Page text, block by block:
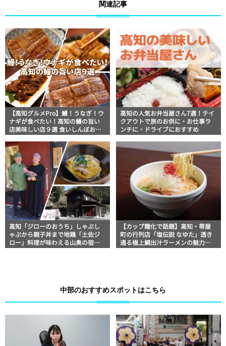
関連記事
【高知グルメPro】鰻！うなぎ！ウ
ナギが食べたい！高知の鰻の旨い
店美味しい店９選 食いしんぼおじ
セレクション
高知の人気お弁当屋さん7選！テイ
クアウトで旅のお供に・お仕事ラ
ンチに・ドライブにおすすめ
高知「ジローのおうち」しゃぶし
ゃぶから親子丼まで地鶏「土佐ジ
ロー」料理が味わえる山奥の宿泊
【カップ麺化で話題】高知・帯屋
町の行列店「塩伝説 なゆた」透き
通る極上鯛出汁ラーメンの魅力を
中部のおすすめスポットはこちら